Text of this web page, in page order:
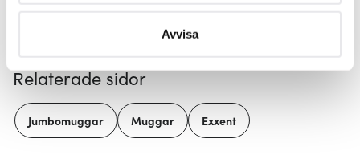
Du kan ändra eller dra tillbaka ditt samtycke när som
Vi använder cookies för att innehållet och annonserna
ska anpassas efter det som vi tror att du tycker om. Det
gör också att vi kan analysera vår trafik och göra
Avvisa
Relaterade sidor
Jumbomuggar Muggar Exxent